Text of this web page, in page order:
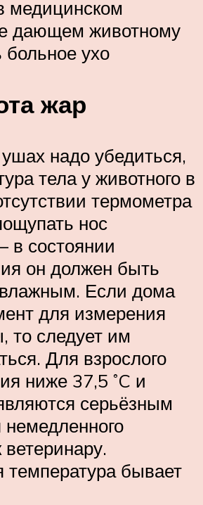
медицинском
дающем животному
больное ухо
жар
надо убедиться,
тела у животного в
термометра
нос
состоянии
он должен быть
Если дома
для измерения
то следует им
Для взрослого
ниже 37,5 ˚C и
серьёзным
бывает